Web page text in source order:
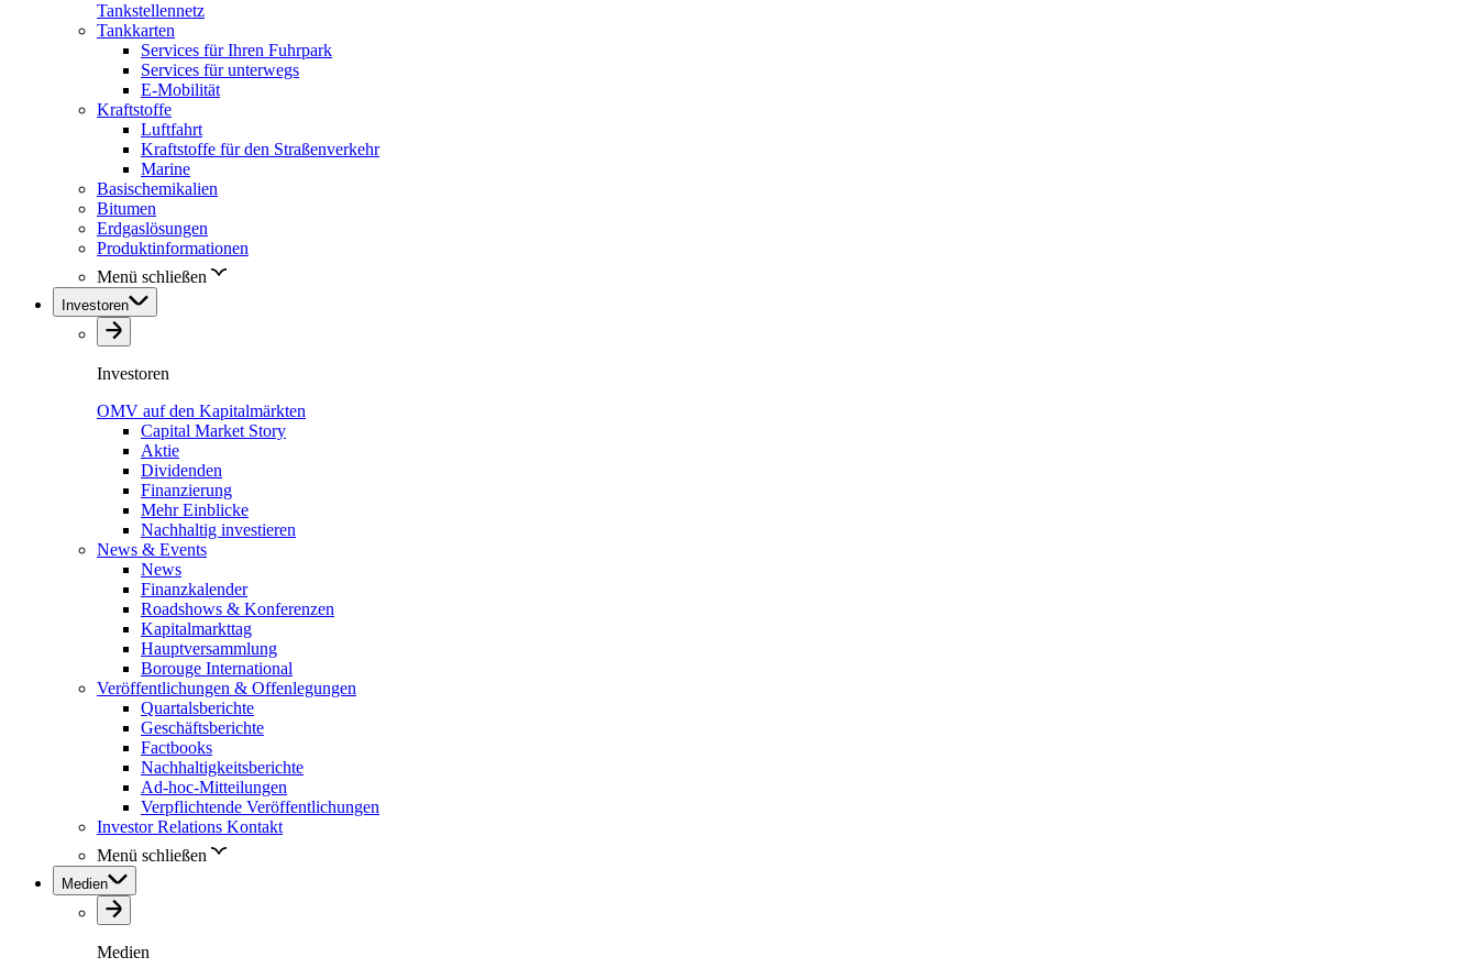
Tankstellennetz
Tankkarten
Services für Ihren Fuhrpark
Services für unterwegs
E-Mobilität
Kraftstoffe
Luftfahrt
Kraftstoffe für den Straßenverkehr
Marine
Basischemikalien
Bitumen
Erdgaslösungen
Produktinformationen
Menü schließen
Investoren
Investoren
OMV auf den Kapitalmärkten
Capital Market Story
Aktie
Dividenden
Finanzierung
Mehr Einblicke
Nachhaltig investieren
News & Events
News
Finanzkalender
Roadshows & Konferenzen
Kapitalmarkttag
Hauptversammlung
Borouge International
Veröffentlichungen & Offenlegungen
Quartalsberichte
Geschäftsberichte
Factbooks
Nachhaltigkeitsberichte
Ad-hoc-Mitteilungen
Verpflichtende Veröffentlichungen
Investor Relations Kontakt
Menü schließen
Medien
Medien